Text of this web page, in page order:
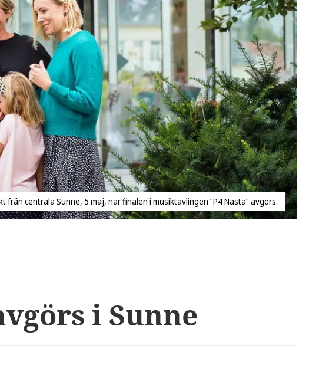
från centrala Sunne, 5 maj, när finalen i musiktävlingen "P4 Nästa" avgörs.
i Sunne